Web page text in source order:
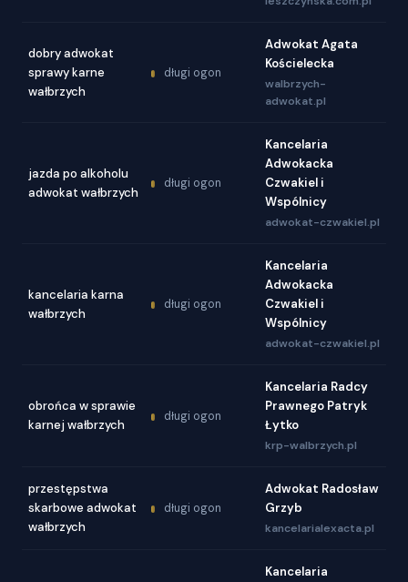
dobry adwokat
sprawy karne
wałbrzych
długi ogon
Adwokat Agata
Kościelecka
walbrzych-
adwokat.pl
jazda po alkoholu
adwokat wałbrzych
długi ogon
Kancelaria
Adwokacka
Czwakiel i
Wspólnicy
adwokat-czwakiel.pl
kancelaria karna
wałbrzych
długi ogon
Kancelaria
Adwokacka
Czwakiel i
Wspólnicy
adwokat-czwakiel.pl
obrońca w sprawie
karnej wałbrzych
długi ogon
Kancelaria Radcy
Prawnego Patryk
Łytko
krp-walbrzych.pl
przestępstwa
skarbowe adwokat
wałbrzych
długi ogon
Adwokat Radosław
Grzyb
kancelarialexacta.pl
Kancelaria